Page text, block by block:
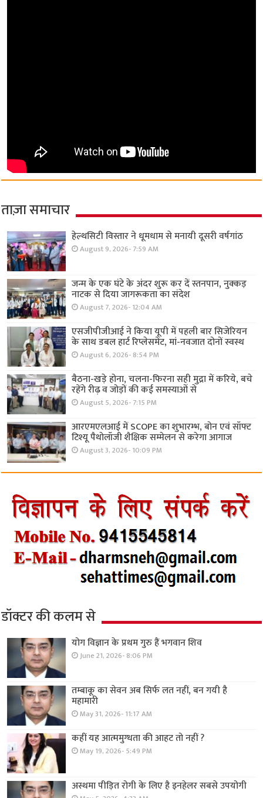
ताज़ा समाचार
हेल्थसिटी विस्तार ने धूमधाम से मनायी दूसरी वर्षगांठ
August 9, 2026- 7:59 AM
जन्म के एक घंटे के अंदर शुरू कर दें स्तनपान, नुक्कड़
नाटक से दिया जागरूकता का संदेश
August 7, 2026- 12:04 AM
एसजीपीजीआई ने किया यूपी में पहली बार सिजेरियन
के साथ डबल हार्ट रिप्लेसमेंट, मां-नवजात दोनों स्वस्थ
August 6, 2026- 8:54 PM
बैठना-खड़े होना, चलना-फिरना सही मुद्रा में करिये, बचे
रहेंगे रीढ़ व जोड़ों की कई समस्याओं से
August 5, 2026- 7:15 PM
आरएमएलआई में SCOPE का शुभारम्भ, बोन एवं सॉफ्ट
टिश्यू पैथोलॉजी शैक्षिक सम्मेलन से करेगा आगाज
August 3, 2026- 10:09 PM
डॉक्टर की कलम से
योग विज्ञान के प्रथम गुरु हैं भगवान शिव
June 21, 2026- 8:06 PM
तम्बाकू का सेवन अब सिर्फ लत नहीं, बन गयी है
महामारी
May 31, 2026- 11:17 AM
कहीं यह आत्ममुग्धता की आहट तो नहीं ?
May 19, 2026- 5:49 PM
अस्थमा पीड़ित रोगी के लिए है इनहेलर सबसे उपयोगी